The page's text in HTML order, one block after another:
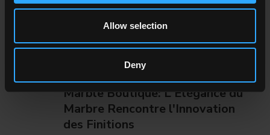
Allow selection
Deny
Marble Boutique: L'Élégance du
Marbre Rencontre l'Innovation
des Finitions